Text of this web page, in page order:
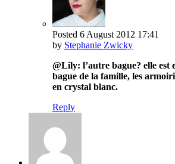
Posted 6 August 2012 17:41
by Stephanie Zwicky
@Lily: l’autre bague? elle est
bague de la famille, les
en crystal blanc.
Reply